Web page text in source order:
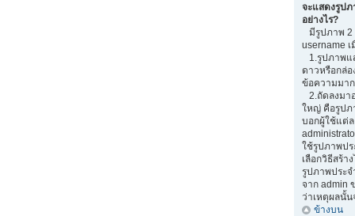
จะแสดงรูป
อย่างไร?
มีรูปภาพ 2
username
1.รูปภาพแ
ดาวหรือกล่
ข้อความมา
2.ถัดลงมา
ใหญ่ คือรูปภ
บอกผู้ใช้แต่
ใช้รูปภาพป
เลือกวิธีสร้า
รูปภาพประ
จาก admin
ว่าเหตุผลนั้
ข้างบน